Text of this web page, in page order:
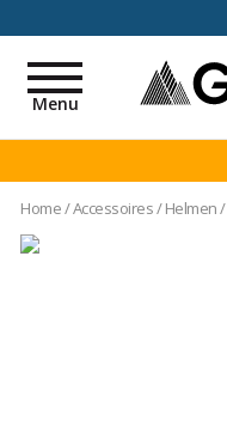
Toggle
navigation
Menu
Home/Accessoires/Helmen/